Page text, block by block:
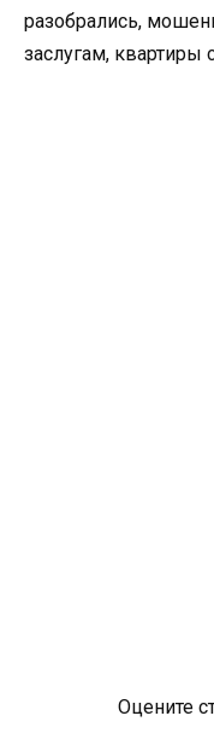
разобрались,
заслугам, квартиры
Оцените